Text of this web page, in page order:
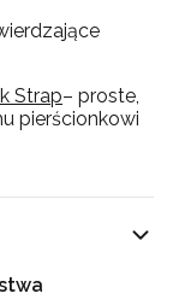
Strap– proste,
pierścionkowi